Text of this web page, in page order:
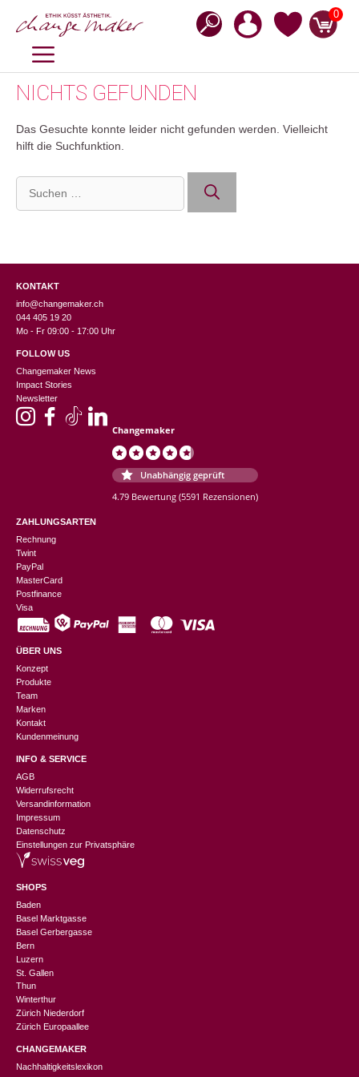
Inhalt
0
MENÜ
NICHTS GEFUNDEN
Das Gesuchte konnte leider nicht gefunden werden. Vielleicht
hilft die Suchfunktion.
Suchen
nach:
KONTAKT
info@changemaker.ch
044 405 19 20
Mo - Fr 09:00 - 17:00 Uhr
FOLLOW US
Changemaker News
Impact Stories
Newsletter
Changemaker
Unabhängig geprüft
4.79 Bewertung (5591 Rezensionen)
ZAHLUNGSARTEN
Rechnung
Twint
PayPal
MasterCard
Postfinance
Visa
ÜBER UNS
Konzept
Produkte
Team
Marken
Kontakt
Kundenmeinung
INFO & SERVICE
AGB
Widerrufsrecht
Versandinformation
Impressum
Datenschutz
Einstellungen zur Privatsphäre
SHOPS
Baden
Basel Marktgasse
Basel Gerbergasse
Bern
Luzern
St. Gallen
Thun
Winterthur
Zürich Niederdorf
Zürich Europaallee
CHANGEMAKER
Nachhaltigkeitslexikon